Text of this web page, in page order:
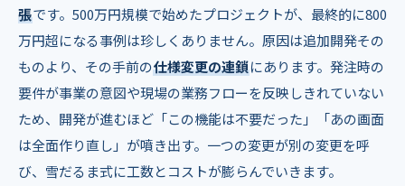
張です。500万円規模で始めたプロジェクトが、最終的に800
万円超になる事例は珍しくありません。原因は追加開発その
ものより、その手前の仕様変更の連鎖にあります。発注時の
要件が事業の意図や現場の業務フローを反映しきれていない
ため、開発が進むほど「この機能は不要だった」「あの画面
は全面作り直し」が噴き出す。一つの変更が別の変更を呼
び、雪だるま式に工数とコストが膨らんでいきます。